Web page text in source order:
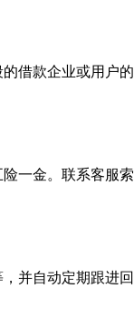
借款企业或用户的
一金。联系客服索
并自动定期跟进回